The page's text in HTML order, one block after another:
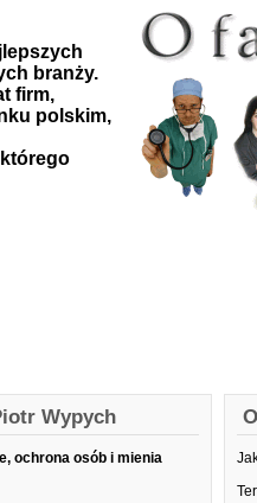
branży.
firm,
polskim,
Wypych
ochrona osób i mienia